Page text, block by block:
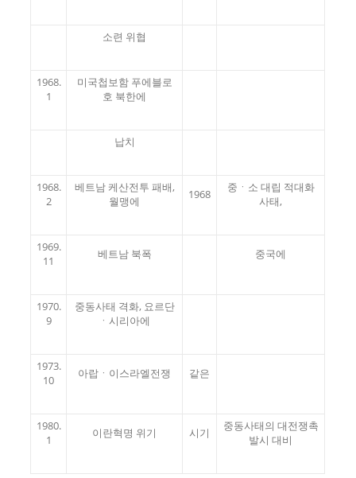
소련 위협
1968.
1
미국첩보함 푸에블로
호 북한에
납치
1968.
2
베트남 케산전투 패배,
월맹에
1968
중ㆍ소 대립 적대화
사태,
1969.
11
베트남 북폭 중국에
1970.
9
중동사태 격화, 요르단
ㆍ시리아에
1973.
10
아랍ㆍ이스라엘전쟁 같은
1980.
1
이란혁명 위기 시기
중동사태의 대전쟁촉
발시 대비